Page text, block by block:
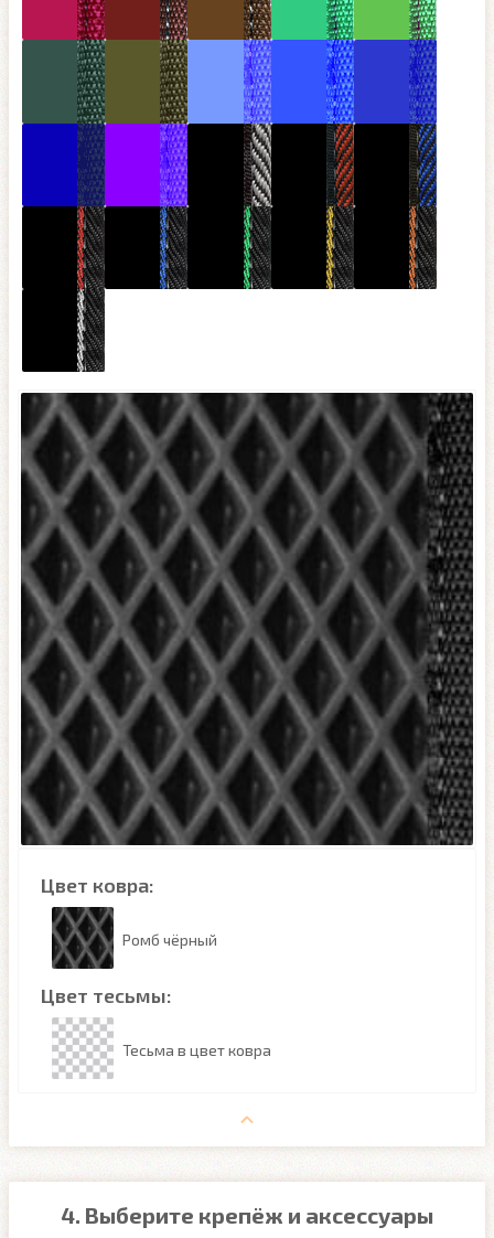
Цвет ковра:
Ромб чёрный
Цвет тесьмы:
Тесьма в цвет ковра
4. Выберите крепёж и аксессуары